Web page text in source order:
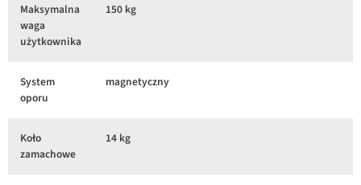
Maksymalna
waga
użytkownika
150 kg
System
oporu
magnetyczny
Koło
zamachowe
14 kg